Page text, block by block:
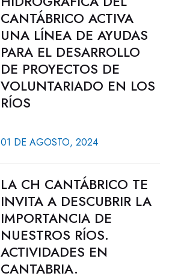
CANTÁBRICO ACTIVA
UNA LÍNEA DE AYUDAS
PARA EL DESARROLLO
DE PROYECTOS DE
VOLUNTARIADO EN LOS
RÍOS
01 DE AGOSTO, 2024
LA CH CANTÁBRICO TE
INVITA A DESCUBRIR LA
IMPORTANCIA DE
NUESTROS RÍOS.
ACTIVIDADES EN
CANTABRIA.